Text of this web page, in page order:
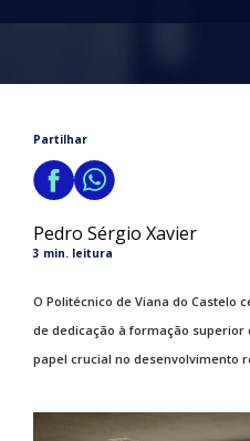
Partilhar
Pedro Sérgio Xavier
3 min. leitura
O Politécnico de Viana do Castelo
de dedicação à formação
papel crucial no desenvolvimento